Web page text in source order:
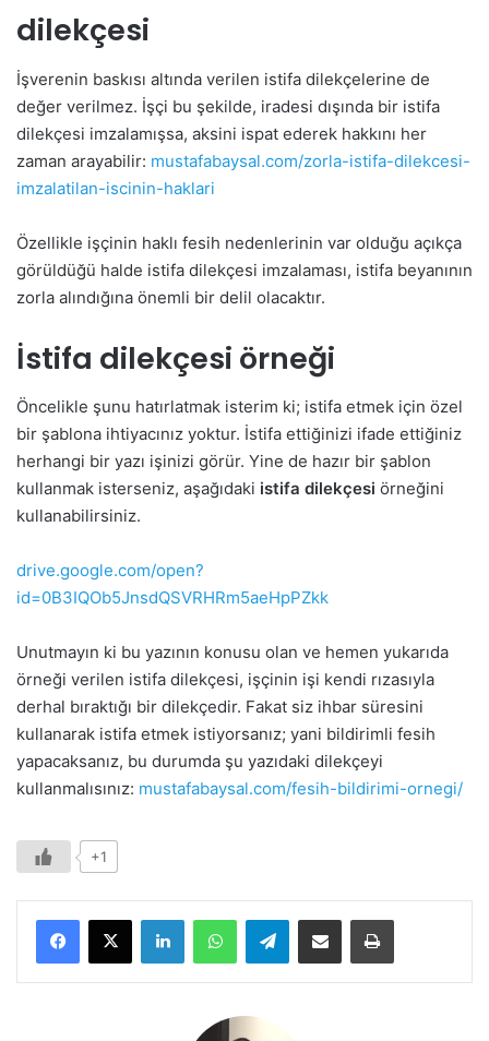
dilekçesi
İşverenin baskısı altında verilen istifa dilekçelerine de
değer verilmez. İşçi bu şekilde, iradesi dışında bir istifa
dilekçesi imzalamışsa, aksini ispat ederek hakkını her
zaman arayabilir: mustafabaysal.com/zorla-istifa-dilekcesi-
imzalatilan-iscinin-haklari
Özellikle işçinin haklı fesih nedenlerinin var olduğu açıkça
görüldüğü halde istifa dilekçesi imzalaması, istifa beyanının
zorla alındığına önemli bir delil olacaktır.
İstifa dilekçesi örneği
Öncelikle şunu hatırlatmak isterim ki; istifa etmek için özel
bir şablona ihtiyacınız yoktur. İstifa ettiğinizi ifade ettiğiniz
herhangi bir yazı işinizi görür. Yine de hazır bir şablon
kullanmak isterseniz, aşağıdaki istifa dilekçesi örneğini
kullanabilirsiniz.
drive.google.com/open?
id=0B3IQOb5JnsdQSVRHRm5aeHpPZkk
Unutmayın ki bu yazının konusu olan ve hemen yukarıda
örneği verilen istifa dilekçesi, işçinin işi kendi rızasıyla
derhal bıraktığı bir dilekçedir. Fakat siz ihbar süresini
kullanarak istifa etmek istiyorsanız; yani bildirimli fesih
yapacaksanız, bu durumda şu yazıdaki dilekçeyi
kullanmalısınız: mustafabaysal.com/fesih-bildirimi-ornegi/
+1
LinkedInWhatsAppTelegramE-Posta ile paylaş Yazdır